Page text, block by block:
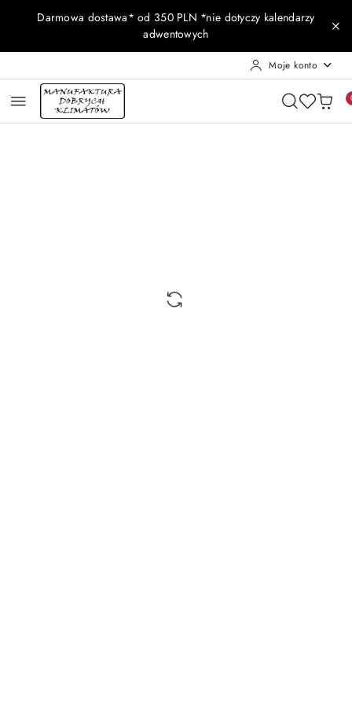
Przejdź do treści głównej
Przejdź do wyszukiwarki
Przejdź do moje konto
Przejdź do menu głównego
Przejdź do opisu produktu
Przejdź do stopki
Darmowa dostawa* od 350 PLN *nie dotyczy kalendarzy
adwentowych
Moje konto